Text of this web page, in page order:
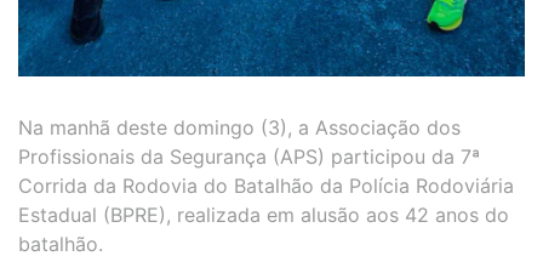
Na manhã deste domingo (3), a Associação dos
Profissionais da Segurança (APS) participou da 7ª
Corrida da Rodovia do Batalhão da Polícia Rodoviária
Estadual (BPRE), realizada em alusão aos 42 anos do
batalhão.